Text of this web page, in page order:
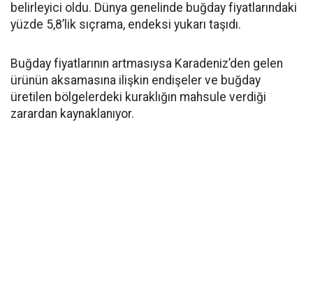
belirleyici oldu. Dünya genelinde buğday fiyatlarındaki
yüzde 5,8’lik sıçrama, endeksi yukarı taşıdı.
Buğday fiyatlarının artmasıysa Karadeniz’den gelen
ürünün aksamasına ilişkin endişeler ve buğday
üretilen bölgelerdeki kuraklığın mahsule verdiği
zarardan kaynaklanıyor.